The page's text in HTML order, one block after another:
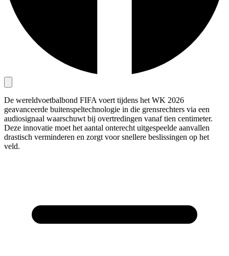
De wereldvoetbalbond FIFA voert tijdens het WK 2026
geavanceerde buitenspeltechnologie in die grensrechters via een
audiosignaal waarschuwt bij overtredingen vanaf tien centimeter.
Deze innovatie moet het aantal onterecht uitgespeelde aanvallen
drastisch verminderen en zorgt voor snellere beslissingen op het
veld.